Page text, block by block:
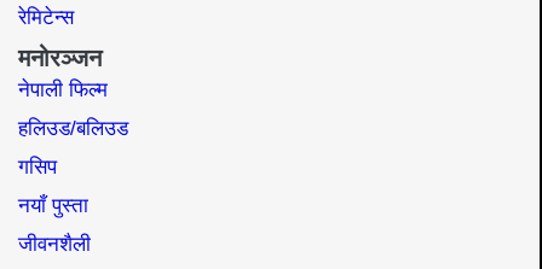
रेमिटेन्स
मनोरञ्जन
नेपाली फिल्म
हलिउड/बलिउड
गसिप
नयाँ पुस्ता
जीवनशैली